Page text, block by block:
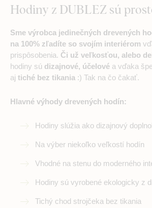
Hodiny z DUBLEZ sú
Sme výrobca jedinečných drevených
na 100% zľadíte so svojím interiérom
prispôsobenia. Či už veľkosťou, alebo
hodiny sú dizajnové, účelové a vďaka
aj tiché bez tikania :) Tak na čo čakať.
Hlavné výhody drevených hodín:
Hodiny slúžia ako dizajnový
Na výber niekoľko veľkostí hodín
Vhodné na stenu do moderného
Hodiny sú vyrobené ekologicky z
Tichý chod strojčeka bez tikania